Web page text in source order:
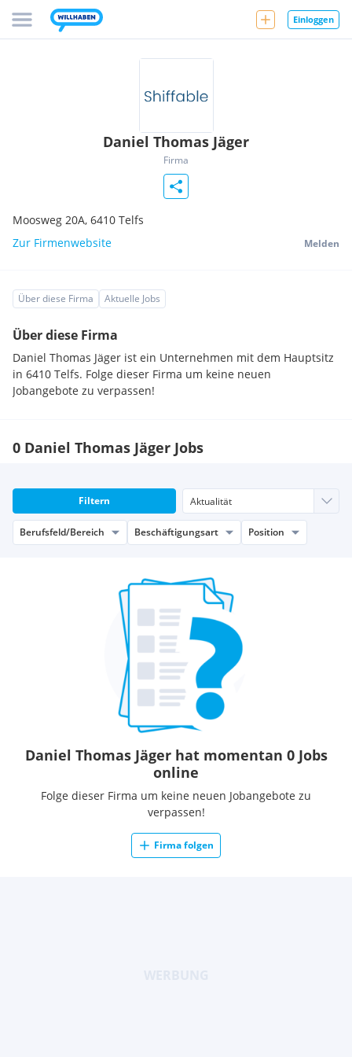
Einloggen
Daniel Thomas Jäger
Firma
Moosweg 20A, 6410 Telfs
Zur Firmenwebsite
Melden
Über diese Firma Aktuelle Jobs
Über diese Firma
Daniel Thomas Jäger ist ein Unternehmen mit dem Hauptsitz
in 6410 Telfs. Folge dieser Firma um keine neuen
Jobangebote zu verpassen!
0 Daniel Thomas Jäger Jobs
Filtern
Berufsfeld/Bereich Beschäftigungsart Position
Daniel Thomas Jäger hat momentan 0 Jobs
online
Folge dieser Firma um keine neuen Jobangebote zu
verpassen!
Firma folgen